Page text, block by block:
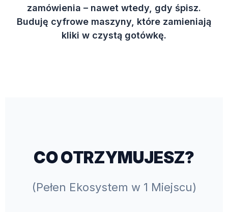
zamówienia – nawet wtedy, gdy śpisz.
Buduję cyfrowe maszyny, które zamieniają
kliki w czystą gotówkę.
CO OTRZYMUJESZ?
(Pełen Ekosystem w 1 Miejscu)